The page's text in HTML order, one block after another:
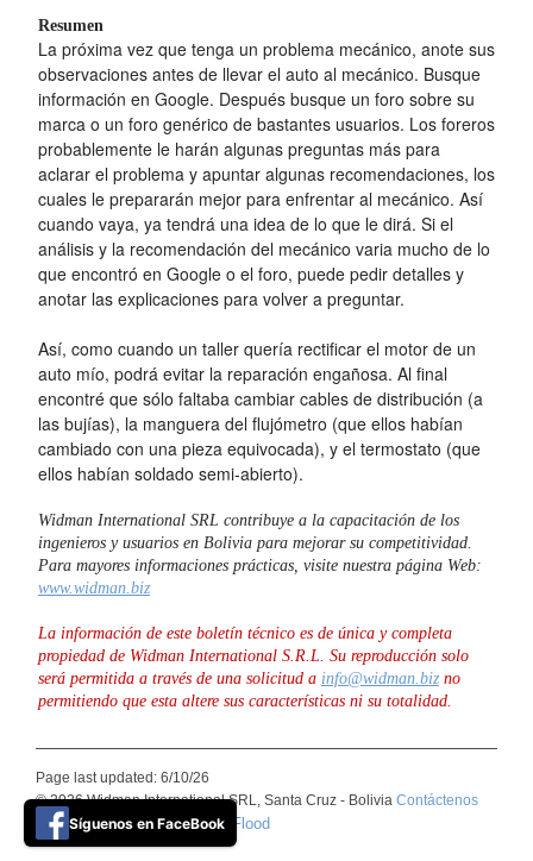
Resumen
La próxima vez que tenga un problema mecánico, anote sus
observaciones antes de llevar el auto al mecánico. Busque
información en Google. Después busque un foro sobre su
marca o un foro genérico de bastantes usuarios. Los foreros
probablemente le harán algunas preguntas más para
aclarar el problema y apuntar algunas recomendaciones, los
cuales le prepararán mejor para enfrentar al mecánico. Así
cuando vaya, ya tendrá una idea de lo que le dirá. Si el
análisis y la recomendación del mecánico varia mucho de lo
que encontró en Google o el foro, puede pedir detalles y
anotar las explicaciones para volver a preguntar.
Así, como cuando un taller quería rectificar el motor de un
auto mío, podrá evitar la reparación engañosa. Al final
encontré que sólo faltaba cambiar cables de distribución (a
las bujías), la manguera del flujómetro (que ellos habían
cambiado con una pieza equivocada), y el termostato (que
ellos habían soldado semi-abierto).
Widman International SRL contribuye a la capacitación de los
ingenieros y usuarios en Bolivia para mejorar su competitividad.
Para mayores informaciones prácticas, visite nuestra página Web:
www.widman.biz
La información de este boletín técnico es de única y completa
propiedad de Widman International S.R.L. Su reproducción solo
será permitida a través de una solicitud a info@widman.biz no
permitiendo que esta altere sus características ni su totalidad.
Page last updated: 6/10/26
© 2026 Widman International SRL, Santa Cruz - Bolivia Contáctenos
Basic Blue theme by ThemeFlood
Síguenos en FaceBook